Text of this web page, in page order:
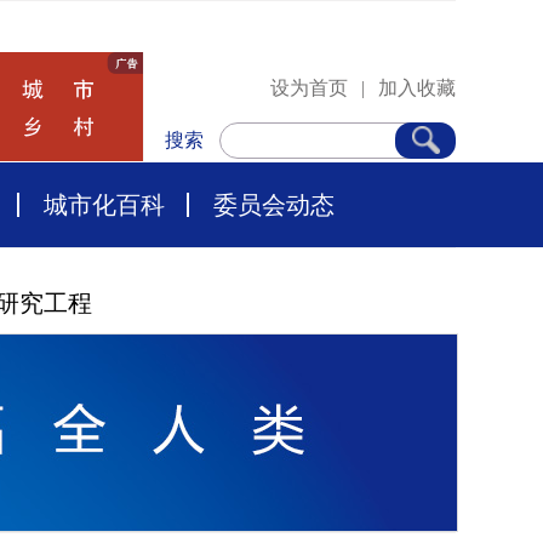
设为首页 | 加入收藏
搜索
城市化百科 委员会动态
究工程